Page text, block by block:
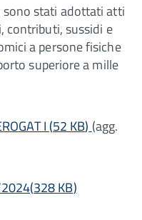
stati adottati atti
contributi, sussidi e
a persone fisiche
superiore a mille
I (52 KB) (agg.
(328 KB)